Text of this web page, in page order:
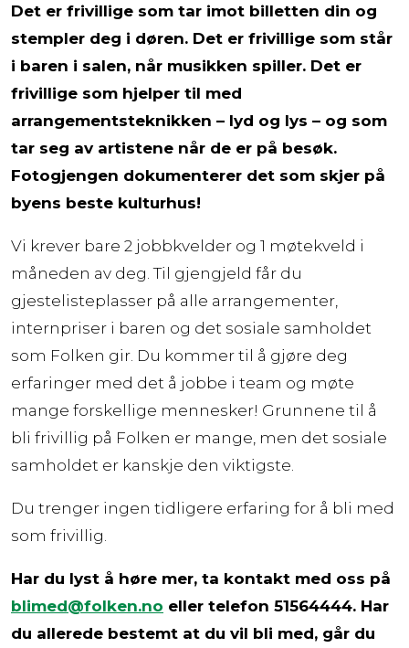
Det er frivillige som tar imot billetten din og
stempler deg i døren. Det er frivillige som står
i baren i salen, når musikken spiller. Det er
frivillige som hjelper til med
arrangementsteknikken – lyd og lys – og som
tar seg av artistene når de er på besøk.
Fotogjengen dokumenterer det som skjer på
byens beste kulturhus!
Vi krever bare 2 jobbkvelder og 1 møtekveld i
måneden av deg. Til gjengjeld får du
gjestelisteplasser på alle arrangementer,
internpriser i baren og det sosiale samholdet
som Folken gir. Du kommer til å gjøre deg
erfaringer med det å jobbe i team og møte
mange forskellige mennesker! Grunnene til å
bli frivillig på Folken er mange, men det sosiale
samholdet er kanskje den viktigste.
Du trenger ingen tidligere erfaring for å bli med
som frivillig.
Har du lyst å høre mer, ta kontakt med oss på
blimed@folken.no eller telefon 51564444. Har
du allerede bestemt at du vil bli med, går du